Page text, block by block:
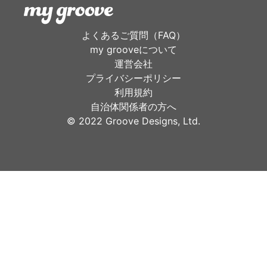
よくあるご質問（FAQ）
my grooveについて
運営会社
プライバシーポリシー
利用規約
自治体関係者の方へ
©︎ 2022 Groove Designs, Ltd.